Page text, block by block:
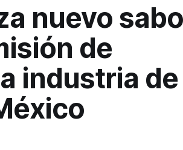
nuevo
de
industria de